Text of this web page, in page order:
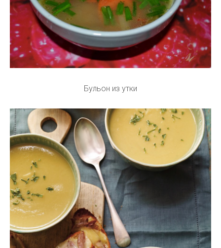
Бульон из утки